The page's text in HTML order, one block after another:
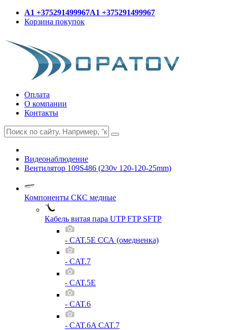
A1 +375291499967A1 +375291499967
Корзина покупок
Оплата
О компании
Контакты
Видеонаблюдение
Вентилятор 109S486 (230v 120-120-25mm)
Компоненты СКС медные
Кабель витая пара UTP FTP SFTP
- CAT.5E ССА (омедненка)
- CAT.7
- CAT.5E
- CAT.6
- CAT.6A CAT.7